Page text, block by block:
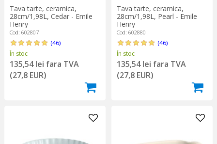
Tava tarte, ceramica,
28cm/1,98L, Cedar - Emile
Henry
Cod: 602807
(46)
În stoc
135,54 lei fara TVA
(27,8 EUR)
Tava tarte, ceramica,
28cm/1,98L, Pearl - Emile
Henry
Cod: 602880
(46)
În stoc
135,54 lei fara TVA
(27,8 EUR)